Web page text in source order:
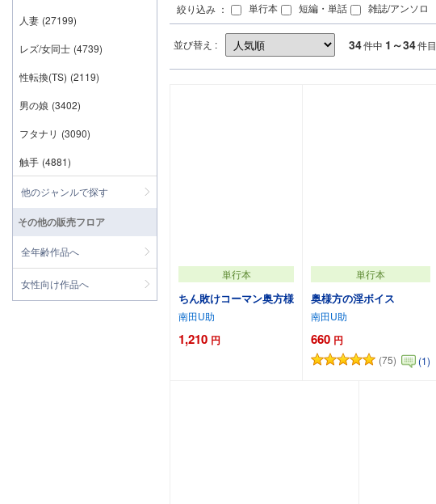
絞り込み ： 単行本 短編・単話 雑誌/アンソロ
並び替え : 34件中 1～34件目
単行本
ちん敗けコーマン奥方様
南田U助
1,210 円
単行本
奥様方の淫ボイス
南田U助
660 円
(75) (1)
カートに追加
人妻 (27199)
レズ/女同士 (4739)
性転換(TS) (2119)
男の娘 (3402)
フタナリ (3090)
触手 (4881)
他のジャンルで探す
その他の販売フロア
全年齢作品へ
女性向け作品へ